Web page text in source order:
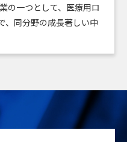
の一つとして、医療用ロ
、同分野の成長著しい中